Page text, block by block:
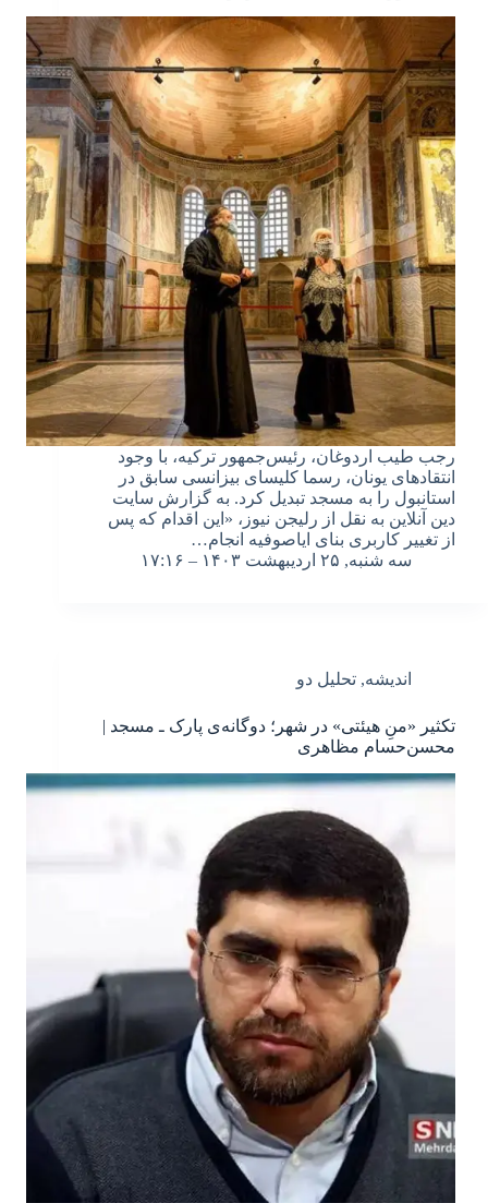
رجب طیب اردوغان، رئیس‌جمهور ترکیه، با وجود
انتقادهای یونان، رسما کلیسای بیزانسی سابق در
استانبول را به مسجد تبدیل کرد. به گزارش سایت
دین آنلاین به نقل از رلیجن نیوز، «این اقدام که پس
از تغییر کاربری بنای ایاصوفیه انجام…
سه شنبه, ۲۵ اردیبهشت ۱۴۰۳ – ۱۷:۱۶
اندیشه, تحلیل دو
تکثیر «منِ هیئتی» در شهر؛ دوگانه‌ی پارک ـ مسجد |
محسن‌‌حسام مظاهری